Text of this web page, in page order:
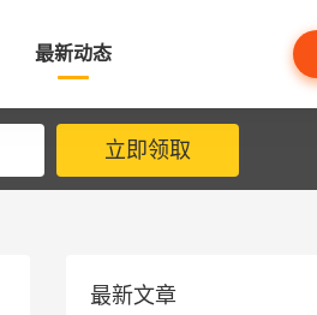
最新动态
立即领取
最新文章